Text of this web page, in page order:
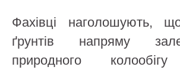
Фахівці наголошують,
ґрунтів напряму
природного